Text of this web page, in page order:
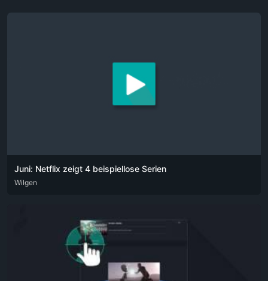
Juni: Netflix zeigt 4 beispiellose Serien
DEU ENG
Wilgen